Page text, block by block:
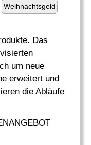
Weihnachtsgeld
Das
um neue
erweitert und
die Abläufe